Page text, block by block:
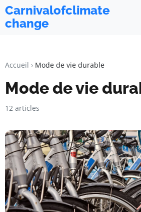
Carnivalofclimate
change
Accueil Mode de vie durable
Mode de vie
12 articles